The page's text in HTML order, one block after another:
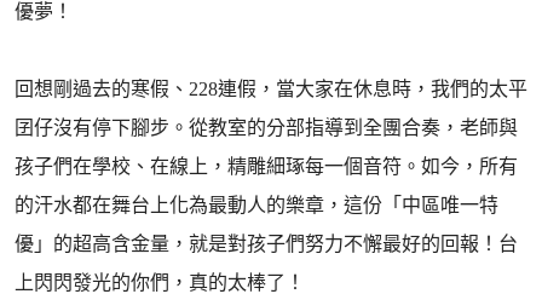
優夢！
回想剛過去的寒假、228連假，當大家在休息時，我們的太平
囝仔沒有停下腳步。從教室的分部指導到全團合奏，老師與
孩子們在學校、在線上，精雕細琢每一個音符。如今，所有
的汗水都在舞台上化為最動人的樂章，這份「中區唯一特
優」的超高含金量，就是對孩子們努力不懈最好的回報！台
上閃閃發光的你們，真的太棒了！